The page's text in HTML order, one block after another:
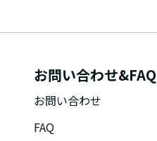
お問い合わせ&FAQ
お問い合わせ
FAQ